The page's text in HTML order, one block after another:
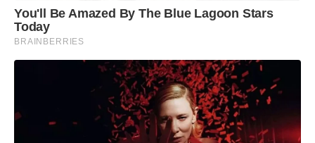
You'll Be Amazed By The Blue Lagoon Stars
Today
BRAINBERRIES